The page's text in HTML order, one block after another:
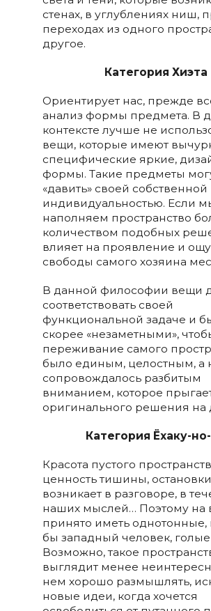
стенах, в углублениях ниш,
переходах из одного
другое.
Категория Хиэта
Ориентирует нас, прежде
анализ формы предмета. В
контексте лучше не
вещи, которые имеют
специфические яркие,
формы. Такие предметы
«давить» своей собственной
индивидуальностью. Если
наполняем пространство
количеством подобных
влияет на проявление и
свободы самого хозяина
В данной философии вещи
соответствовать своей
функциональной задаче и
скорее «незаметными»,
переживание самого
было единым, целостным, а
сопровождалось разбитым
вниманием, которое
оригинального решения на
Категория Ёхаку-
Красота пустого
ценность тишины,
возникает в разговоре, в
наших мыслей… Поэтому на
принято иметь однотонные,
бы западный человек, голые
Возможно, такое
выглядит менее
нем хорошо размышлять,
новые идеи, когда хочется